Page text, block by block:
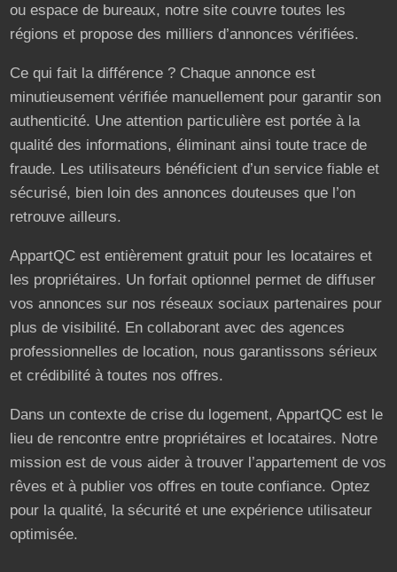
ou espace de bureaux, notre site couvre toutes les
régions et propose des milliers d’annonces vérifiées.
Ce qui fait la différence ? Chaque annonce est
minutieusement vérifiée manuellement pour garantir son
authenticité. Une attention particulière est portée à la
qualité des informations, éliminant ainsi toute trace de
fraude. Les utilisateurs bénéficient d’un service fiable et
sécurisé, bien loin des annonces douteuses que l’on
retrouve ailleurs.
AppartQC est entièrement gratuit pour les locataires et
les propriétaires. Un forfait optionnel permet de diffuser
vos annonces sur nos réseaux sociaux partenaires pour
plus de visibilité. En collaborant avec des agences
professionnelles de location, nous garantissons sérieux
et crédibilité à toutes nos offres.
Dans un contexte de crise du logement, AppartQC est le
lieu de rencontre entre propriétaires et locataires. Notre
mission est de vous aider à trouver l’appartement de vos
rêves et à publier vos offres en toute confiance. Optez
pour la qualité, la sécurité et une expérience utilisateur
optimisée.